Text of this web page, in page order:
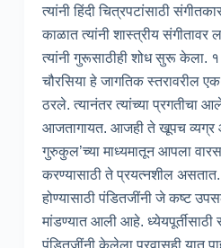
त्यांनी हिंदी चित्रपटांसाठी
काळात त्यांनी शास्त्रीय संगीतावर
त्यांनी गुरूसाठीही शोध सुरू केला.
चौरसिया हे जागतिक स्तरावरील
ठरले. त्यानंतर त्यांच्या प्रगतीचा
आजतागायत. आजही ते खूपच व्यग्र
गुरुकुल’च्या माध्यमातून आपला
करण्यासाठी ते प्रयत्नशील
होण्यासाठी पंडितजींनी जे कष्ट
मांडण्यात आली आहे.
पंडितजींनी केलेला प्रवासही यात